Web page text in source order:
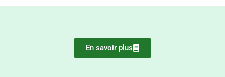
En savoir plus